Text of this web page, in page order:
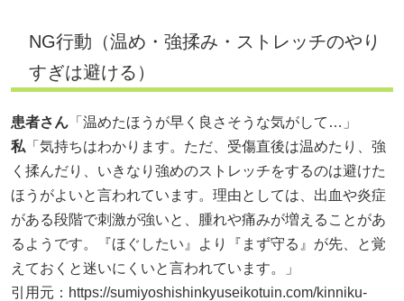
NG行動（温め・強揉み・ストレッチのやり
すぎは避ける）
患者さん 「温めたほうが早く良さそうな気がして…」
私 「気持ちはわかります。ただ、受傷直後は温めたり、強
く揉んだり、いきなり強めのストレッチをするのは避けた
ほうがよいと言われています。理由としては、出血や炎症
がある段階で刺激が強いと、腫れや痛みが増えることがあ
るようです。『ほぐしたい』より『まず守る』が先、と覚
えておくと迷いにくいと言われています。」
引用元： https://sumiyoshishinkyuseikotuin.com/kinniku-